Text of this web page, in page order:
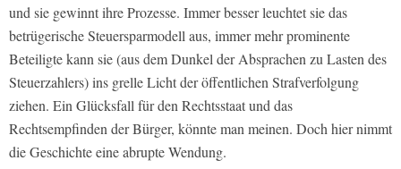
und sie gewinnt ihre Prozesse. Immer besser leuchtet sie das
betrügerische Steuersparmodell aus, immer mehr prominente
Beteiligte kann sie (aus dem Dunkel der Absprachen zu Lasten des
Steuerzahlers) ins grelle Licht der öffentlichen Strafverfolgung
ziehen. Ein Glücksfall für den Rechtsstaat und das
Rechtsempfinden der Bürger, könnte man meinen. Doch hier nimmt
die Geschichte eine abrupte Wendung.